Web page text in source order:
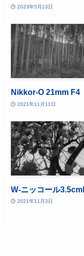
2023年5月13日
Nikkor-O 21mm F4
2021年11月11日
W-ニッコール
2021年11月3日